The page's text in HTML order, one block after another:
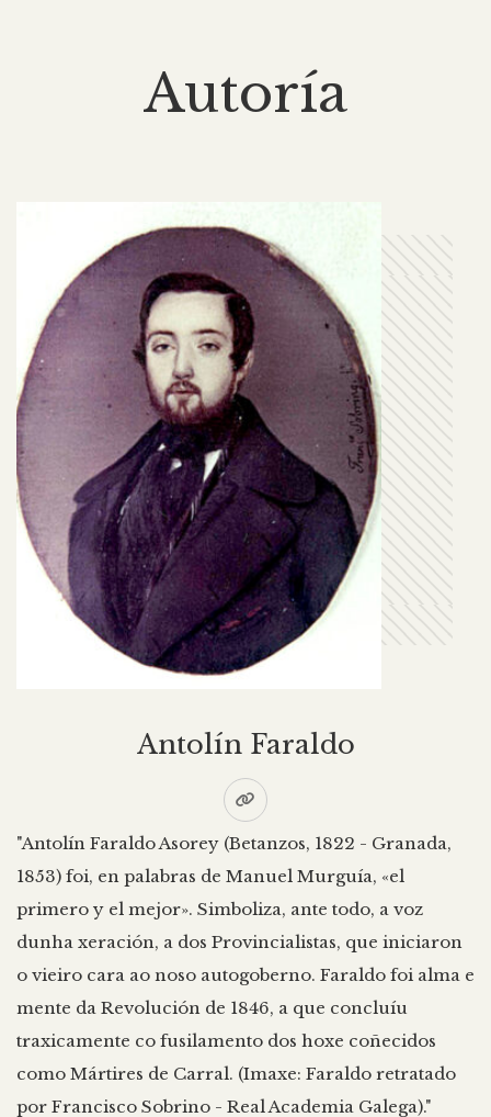
Autoría
Antolín Faraldo
"Antolín Faraldo Asorey (Betanzos, 1822 - Granada,
1853) foi, en palabras de Manuel Murguía, «el
primero y el mejor». Simboliza, ante todo, a voz
dunha xeración, a dos Provincialistas, que iniciaron
o vieiro cara ao noso autogoberno. Faraldo foi alma e
mente da Revolución de 1846, a que concluíu
traxicamente co fusilamento dos hoxe coñecidos
como Mártires de Carral. (Imaxe: Faraldo retratado
por Francisco Sobrino - Real Academia Galega)."